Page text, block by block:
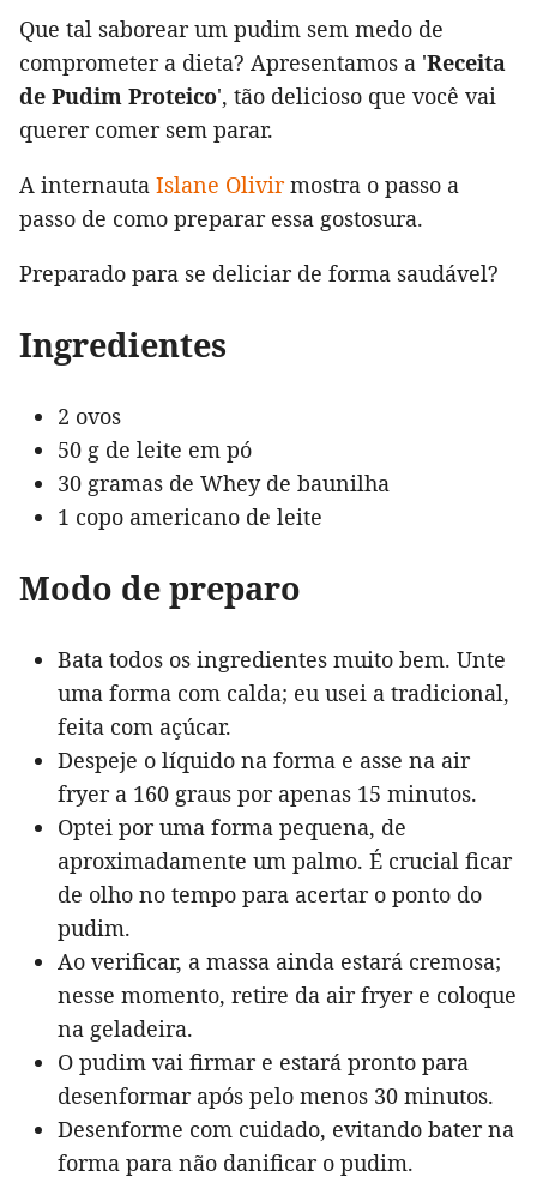
Que tal saborear um pudim sem medo de
comprometer a dieta? Apresentamos a 'Receita
de Pudim Proteico', tão delicioso que você vai
querer comer sem parar.
A internauta Islane Olivirmostra o passo a
passo de como preparar essa gostosura.
Preparado para se deliciar de forma saudável?
Ingredientes
2 ovos
50 g de leite em pó
30 gramas de Whey de baunilha
1 copo americano de leite
Modo de preparo
Bata todos os ingredientes muito bem. Unte
uma forma com calda; eu usei a tradicional,
feita com açúcar.
Despeje o líquido na forma e asse na air
fryer a 160 graus por apenas 15 minutos.
Optei por uma forma pequena, de
aproximadamente um palmo. É crucial ficar
de olho no tempo para acertar o ponto do
pudim.
Ao verificar, a massa ainda estará cremosa;
nesse momento, retire da air fryer e coloque
na geladeira.
O pudim vai firmar e estará pronto para
desenformar após pelo menos 30 minutos.
Desenforme com cuidado, evitando bater na
forma para não danificar o pudim.